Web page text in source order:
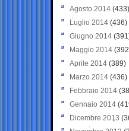
Agosto 2014 (433)
Luglio 2014 (436)
Giugno 2014
Maggio 2014
Aprile 2014 (389)
Marzo 2014 (436)
Febbraio 2014
Gennaio 2014
Dicembre 2013